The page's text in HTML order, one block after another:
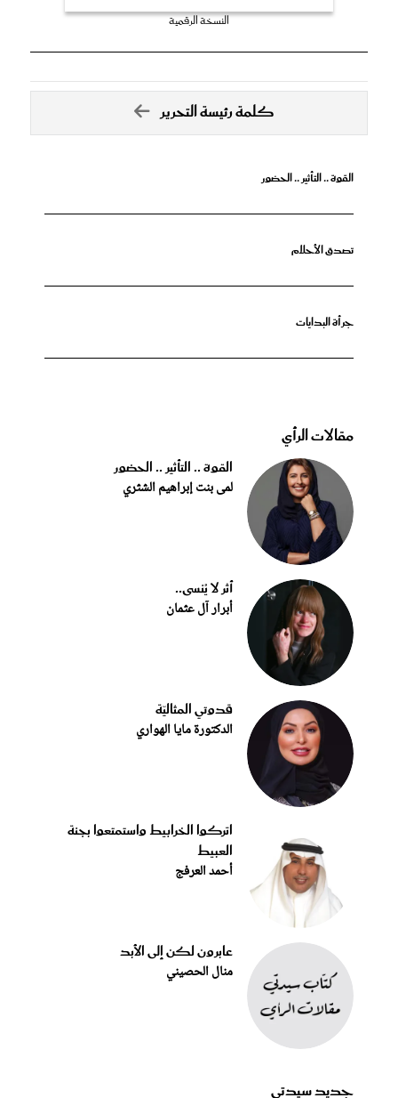
النسخة الرقمية
كلمة رئيسة التحرير
القوة .. التأثير .. الحضور
تصدق الأحلام
جرأة البدايات
مقالات الرأي
القوة .. التأثير .. الحضور
لمى بنت إبراهيم الشثري
أثر لا يُنسى..
أبرار آل عثمان
قدوتي المثاليّة
الدكتورة مايا الهواري
اتركوا الخرابيط واستمتعوا بجنة
العبيط
أحمد العرفج
عابرون لكن إلى الأبد
منال الحصيني
جديد سيدتي